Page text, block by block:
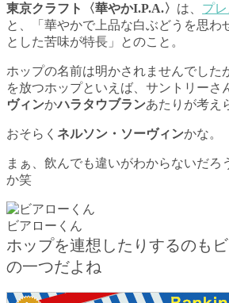
東京クラフト〈華やかI.P.A.〉 は、 プ
と、「華やかで上品な白ぶどうを思わ
とした苦味が特長」とのこと。
ホップの名前は明かされませんでした
を放つホップといえば、サントリーさ
ヴィンかハラタウブランあたりが考え
おそらく ネルソン・ソーヴィンかな。
まぁ、飲んでも違いがわからないだろ
か笑
ビアローくん
ホップを連想したりするのも
の一つだよね